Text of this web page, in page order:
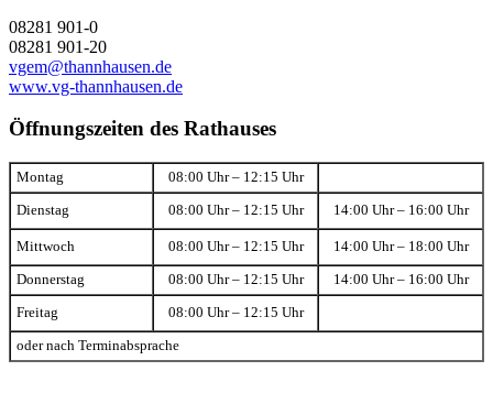
08281 901-0
08281 901-20
vgem@thannhausen.de
www.vg-thannhausen.de
Öffnungszeiten des Rathauses
Montag 08:00 Uhr – 12:15 Uhr
Dienstag 08:00 Uhr – 12:15 Uhr 14:00 Uhr – 16:00 Uhr
Mittwoch 08:00 Uhr – 12:15 Uhr 14:00 Uhr – 18:00 Uhr
Donnerstag 08:00 Uhr – 12:15 Uhr 14:00 Uhr – 16:00 Uhr
Freitag 08:00 Uhr – 12:15 Uhr
oder nach Terminabsprache